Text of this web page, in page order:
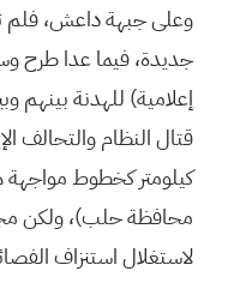
وعلى جبهة داعش، فلم
جديدة، فيما عدا طرح
إعلامية) للهدنة بينهم
كيلومتر كخطوط مواجهة
محافظة حلب)، ولكن
لاستغلال استنزاف